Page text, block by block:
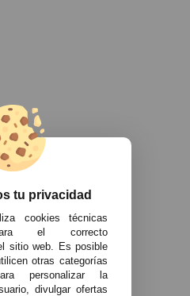
tu privacidad
cookies técnicas
el correcto
sitio web. Es posible
otras categorías
personalizar la
divulgar ofertas